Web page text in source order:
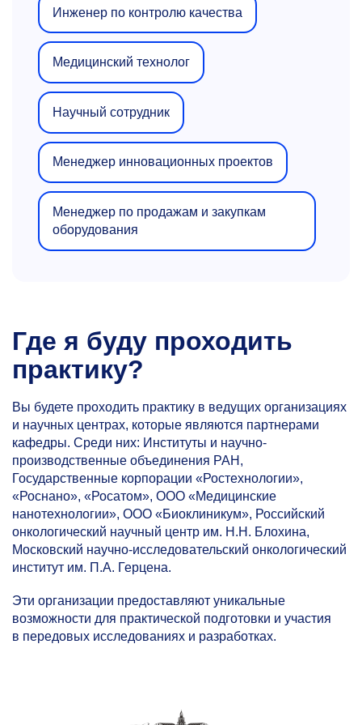
Инженер по контролю качества
Медицинский технолог
Научный сотрудник
Менеджер инновационных проектов
Менеджер по продажам и закупкам
оборудования
Где я буду проходить
практику?
Вы будете проходить практику в ведущих организациях
и научных центрах, которые являются партнерами
кафедры. Среди них: Институты и научно-
производственные объединения РАН,
Государственные корпорации «Ростехнологии»,
«Роснано», «Росатом», ООО «Медицинские
нанотехнологии», ООО «Биоклиникум», Российский
онкологический научный центр им. Н.Н. Блохина,
Московский научно-исследовательский онкологический
институт им. П.А. Герцена.
Эти организации предоставляют уникальные
возможности для практической подготовки и участия
в передовых исследованиях и разработках.